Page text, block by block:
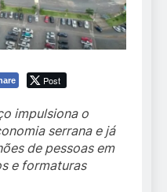
Post
impulsiona o
serrana e já
de pessoas em
e formaturas